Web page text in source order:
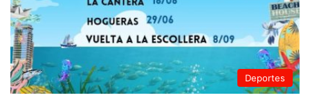
Deportes